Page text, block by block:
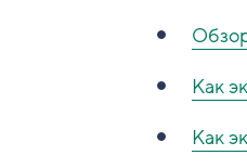
Как
Как